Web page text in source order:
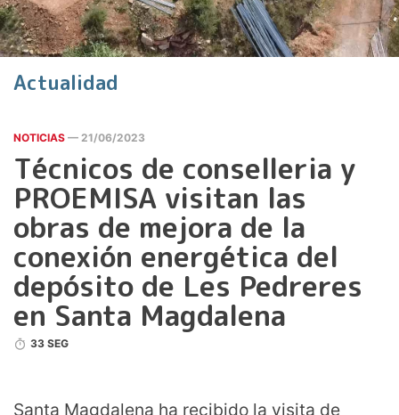
Actualidad
NOTICIAS — 21/06/2023
Técnicos de conselleria y
PROEMISA visitan las
obras de mejora de la
conexión energética del
depósito de Les Pedreres
en Santa Magdalena
33 SEG
Santa Magdalena ha recibido la visita de